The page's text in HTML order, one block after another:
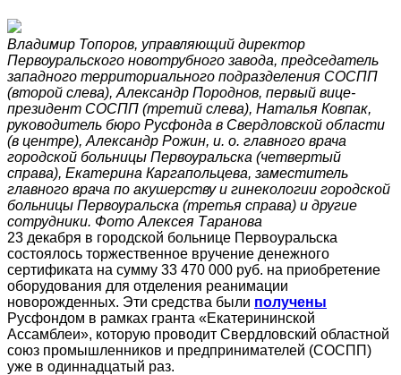
Владимир Топоров, управляющий директор
Первоуральского новотрубного завода, председатель
западного территориального подразделения СОСПП
(второй слева), Александр Породнов, первый вице-
президент СОСПП (третий слева), Наталья Ковпак,
руководитель бюро Русфонда в Свердловской области
(в центре), Александр Рожин, и. о. главного врача
городской больницы Первоуральска (четвертый
справа), Екатерина Каргапольцева, заместитель
главного врача по акушерству и гинекологии городской
больницы Первоуральска (третья справа) и другие
сотрудники. Фото Алексея Таранова
23 декабря в городской больнице Первоуральска
состоялось торжественное вручение денежного
сертификата на сумму 33 470 000 руб. на приобретение
оборудования для отделения реанимации
новорожденных. Эти средства были получены
Русфондом в рамках гранта «Екатерининской
Ассамблеи», которую проводит Свердловский областной
союз промышленников и предпринимателей (СОСПП)
уже в одиннадцатый раз.